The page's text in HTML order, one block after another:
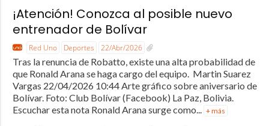
¡Atención! Conozca al posible nuevo
entrenador de Bolívar
Red Uno Deportes 22/Abr/2026
Tras la renuncia de Robatto, existe una alta probabilidad de
que Ronald Arana se haga cargo del equipo. Martin Suarez
Vargas 22/04/2026 10:44 Arte gráfico sobre aniversario de
Bolívar. Foto: Club Bolívar (Facebook) La Paz, Bolivia.
Escuchar esta nota Ronald Arana surge como... + más